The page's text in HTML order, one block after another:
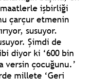
işbirliği
çarçur etmenin
susuyor.
Şimdi de
diyor ki ‘600 bin
versin çocuğunu.’
millete ‘Geri